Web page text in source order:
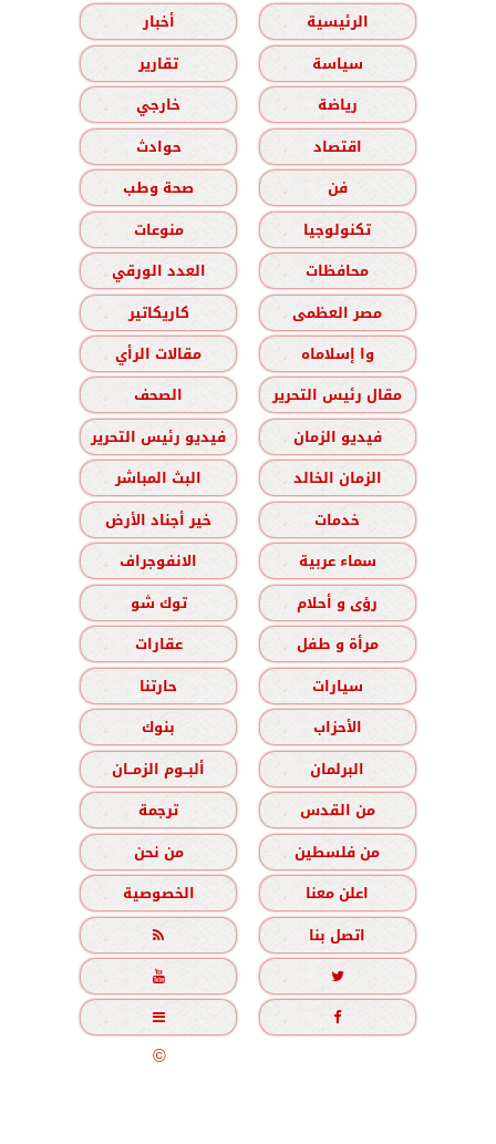
الرئيسية
أخبار
سياسة
تقارير
رياضة
خارجي
اقتصاد
حوادث
فن
صحة وطب
تكنولوجيا
منوعات
محافظات
العدد الورقي
مصر العظمى
كاريكاتير
وا إسلاماه
مقالات الرأي
مقال رئيس التحرير
الصحف
فيديو الزمان
فيديو رئيس التحرير
الزمان الخالد
البث المباشر
خدمات
خير أجناد الأرض
سماء عربية
الانفوجراف
رؤى و أحلام
توك شو
مرأة و طفل
عقارات
سيارات
حارتنا
الأحزاب
بنوك
البرلمان
ألبــوم الزمــان
من القدس
ترجمة
من فلسطين
من نحن
اعلن معنا
الخصوصية
اتصل بنا





جميع الحقوق محفوظة©